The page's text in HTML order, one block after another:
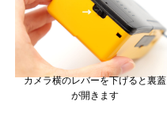
カメラ横のレバーを下げると裏蓋
が開きます